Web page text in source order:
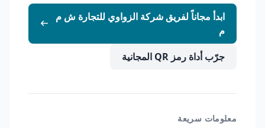
ابدأ مجاناً لفريق شركة الزواوي للتجارة ش م
م
جرّب أداة رمز QR المجانية
معلومات سريعة